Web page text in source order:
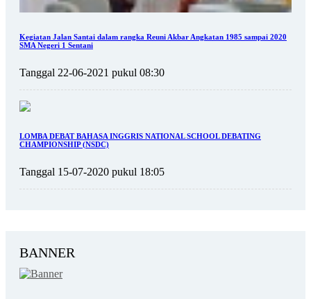
Kegiatan Jalan Santai dalam rangka Reuni Akbar Angkatan 1985 sampai 2020
SMA Negeri 1 Sentani
Tanggal 22-06-2021 pukul 08:30
LOMBA DEBAT BAHASA INGGRIS NATIONAL SCHOOL DEBATING
CHAMPIONSHIP (NSDC)
Tanggal 15-07-2020 pukul 18:05
BANNER